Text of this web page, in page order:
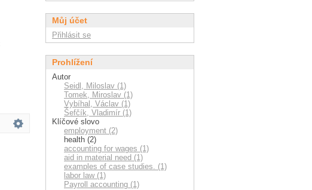
Můj účet
Přihlásit se
Prohlížení
Autor
Seidl, Miloslav (1)
Tomek, Miroslav (1)
Vybíhal, Václav (1)
Šefčík, Vladimír (1)
Klíčové slovo
employment (2)
health (2)
accounting for wages (1)
aid in material need (1)
examples of case studies. (1)
labor law (1)
Payroll accounting (1)